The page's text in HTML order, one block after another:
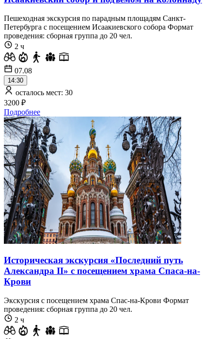
Пешеходная экскурсия по парадным площадям Санкт-
Петербурга с посещением Исаакиевского собора Формат
проведения: сборная группа до 20 чел.
2 ч
07.08
14:30
осталось мест: 30
3200 ₽
Подробнее
Историческая экскурсия «Последний путь
Александра II» с посещением храма Спаса-на-
Крови
Экскурсия с посещением храма Спас-на-Крови Формат
проведения: сборная группа до 20 чел.
2 ч